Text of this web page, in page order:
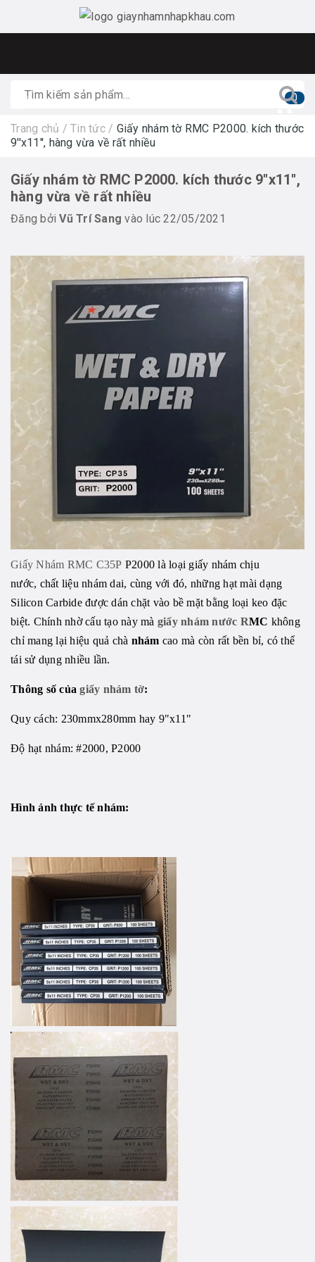
0
Trang chủ / Tin tức / Giấy nhám tờ RMC P2000. kích thước
9''x11'', hàng vừa về rất nhiều
Giấy nhám tờ RMC P2000. kích thước 9''x11'',
hàng vừa về rất nhiều
Đăng bởiVũ Trí Sang vào lúc 22/05/2021
Giấy Nhám RMC C35P P2000 là loại giấy nhám chịu
nước, chất liệu nhám dai, cùng với đó, những hạt mài dạng
Silicon Carbide được dán chặt vào bề mặt bằng loại keo đặc
biệt. Chính nhờ cấu tạo này mà giấy nhám nước RMC không
chỉ mang lại hiệu quả chà nhám cao mà còn rất bền bỉ, có thể
tái sử dụng nhiều lần.
Thông số củagiấy nhám tờ:
Quy cách: 230mmx280mm hay 9"x11"
Độ hạt nhám: #2000, P2000
Hình ảnh thực tế nhám: